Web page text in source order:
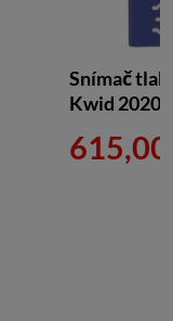
Snímač
Kwid 2020-